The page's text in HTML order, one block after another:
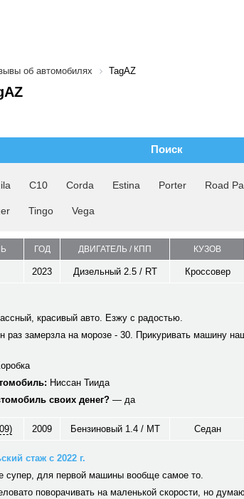
об автомобилях TagAZ
Поиск
C10 Corda Estina Porter Road
Tingo Vega
ГОД ДВИГАТЕЛЬ / КПП КУЗОВ
2023 Дизельный 2.5 / RT Кроссовер
красивый авто. Езжу с радостью.
раз замерзла на морозе - 30. Прикуривать машину
Ниссан Тиида
своих денег? — да
2009 Бензиновый 1.4 / MT Седан
стаж с 2022 г.
супер, для первой машины вообще самое то.
поворачивать на маленькой скорости, но